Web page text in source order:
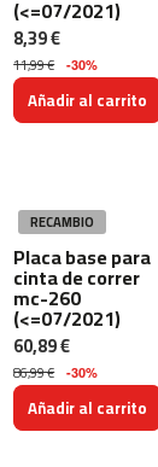
4
6
0
m
0
0
m
c
-
5
6
0
(<=07/2021)
8,39 €
11,99 € -30%
Añadir al carrito
RECAMBIO
Placa base para
cinta de correr
mc-260
(<=07/2021)
60,89 €
86,99 € -30%
Añadir al carrito